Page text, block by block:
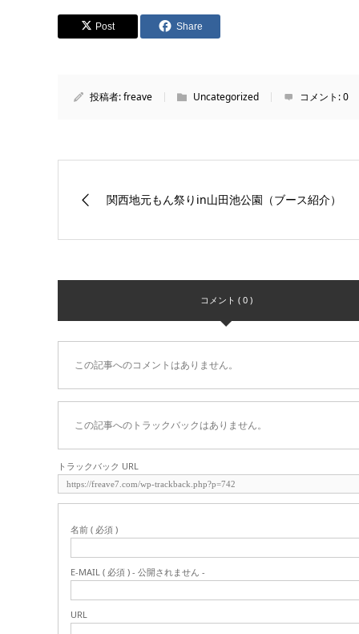
Post Share
投稿者:freave Uncategorized コメント:0
関西地元もん祭りin山田池公園（ブース紹介）
コメント ( 0 )
この記事へのコメントはありません。
この記事へのトラックバックはありません。
トラックバック URL
名前 ( 必須 )
E-MAIL ( 必須 ) - 公開されません -
URL